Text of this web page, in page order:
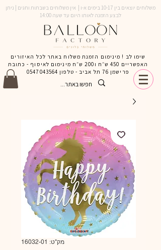
משלוחים יוצאים בין 10-17 בימים א-ו | אין משלוחים בשבתות וחגים | ניתן
לבצע הזמנה לאותו היום עד שעה 14:00
שימו לב ! מינימום הזמנת משלוח באתר לכל האיזורים
האפשריים 450 ש״ח ו200 ש״ח מינימום לאיסוף - כתובת
פרישמן 76 תל אביב - טלפון
0547043564
מק"ט: 16032-01